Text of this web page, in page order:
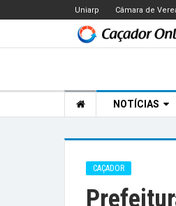
Uniarp Câmara de
NOTÍCIAS
CAÇADOR